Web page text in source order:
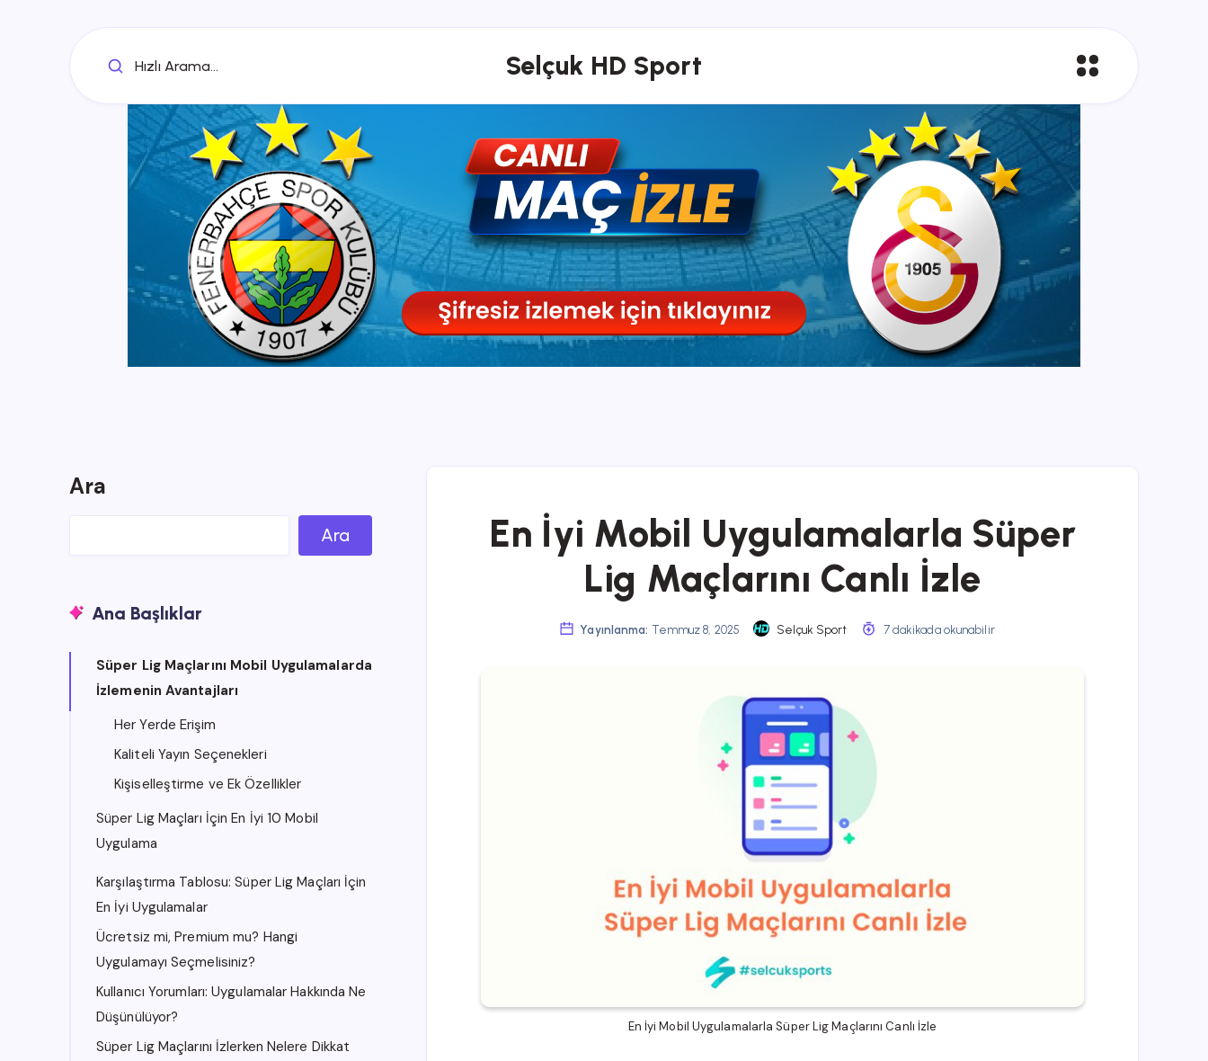
Hızlı Arama... Selçuk HD Sport
En İyi Mobil Uygulamalarla Süper
Lig Maçlarını Canlı İzle
Yayınlanma: Temmuz 8, 2025 Selçuk Sport 7 dakikada okunabilir
En İyi Mobil Uygulamalarla Süper Lig Maçlarını Canlı İzle
Ara
Ara
Ana Başlıklar
Süper Lig Maçlarını Mobil Uygulamalarda
İzlemenin Avantajları
Her Yerde Erişim
Kaliteli Yayın Seçenekleri
Kişiselleştirme ve Ek Özellikler
Süper Lig Maçları İçin En İyi 10 Mobil
Uygulama
Karşılaştırma Tablosu: Süper Lig Maçları İçin
En İyi Uygulamalar
Ücretsiz mi, Premium mu? Hangi
Uygulamayı Seçmelisiniz?
Kullanıcı Yorumları: Uygulamalar Hakkında Ne
Düşünülüyor?
Süper Lig Maçlarını İzlerken Nelere Dikkat